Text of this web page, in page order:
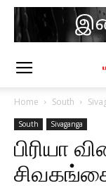
Home South
South Sivaganga
பிரியா